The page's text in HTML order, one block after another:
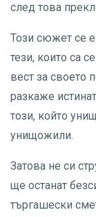
след това
Този сюжет се е
тези, които са
вест за своето
разкаже
този, който
унищожили.
Затова не си
ще останат
търгашески